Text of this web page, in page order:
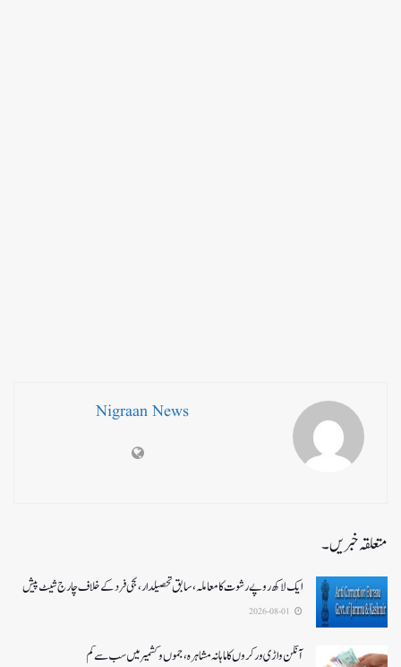
Nigraan News
متعلقہ خبریں۔
ایک لاکھ روپے رشوت کا معاملہ،سابق تحصیلدار، نجی فرد کے خلاف چارج شیٹ پیش
آنگن واڑی ورکروں کا ماہانہ مشاہرہ، جموں و کشمیر میں سب سے کم